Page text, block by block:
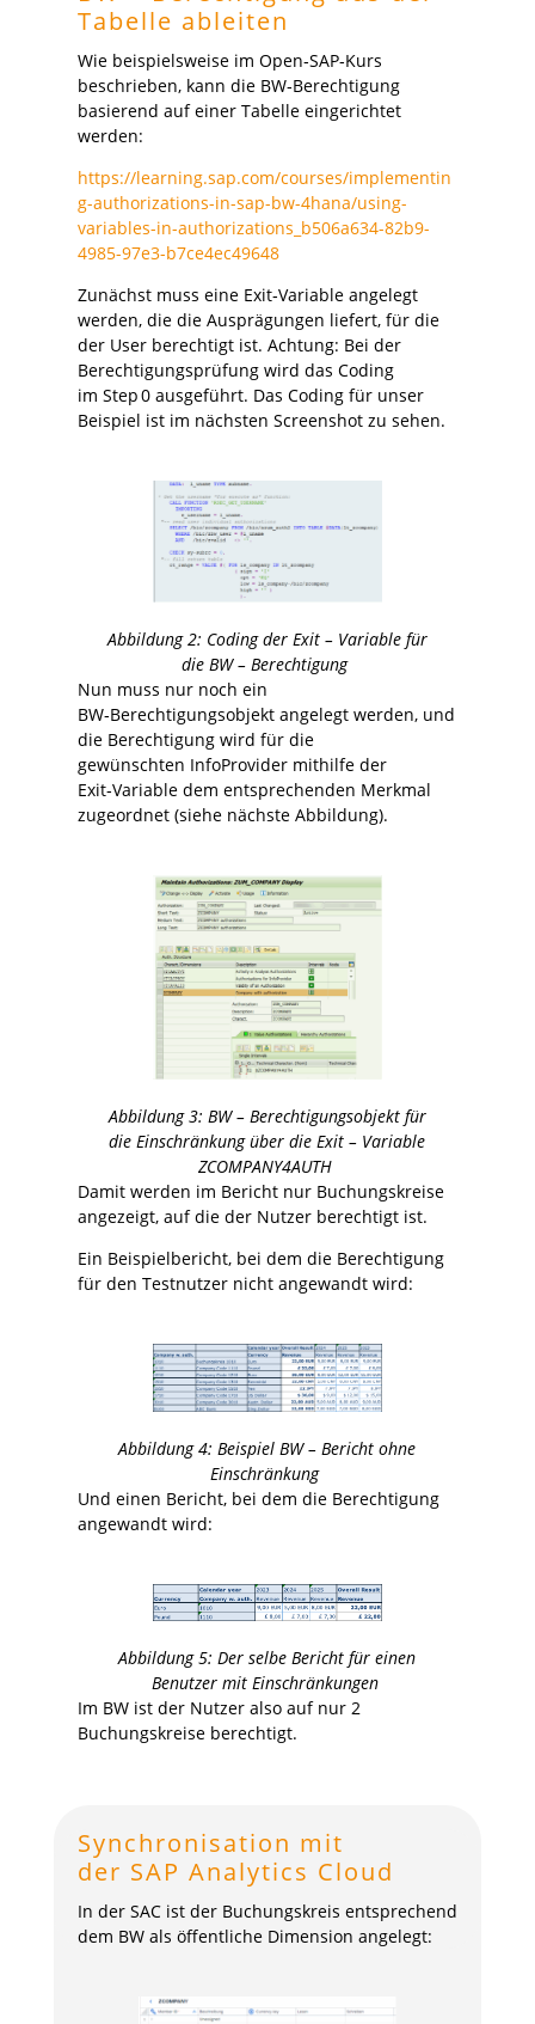
Tabelle ableiten
Wie beispielsweise im Open‑SAP‑Kurs
beschrieben, kann die BW‑Berechtigung
basierend auf einer Tabelle eingerichtet
werden:
https://learning.sap.com/courses/implementin
g-authorizations-in-sap-bw-4hana/using-
variables-in-authorizations_b506a634-82b9-
4985-97e3-b7ce4ec49648
Zunächst muss eine Exit‑Variable angelegt
werden, die die Ausprägungen liefert, für die
der User berechtigt ist. Achtung: Bei der
Berechtigungsprüfung wird das Coding
im Step 0 ausgeführt. Das Coding für unser
Beispiel ist im nächsten Screenshot zu sehen.
Abbildung2: Coding der Exit – Variable für
die BW – Berechtigung
Nun muss nur noch ein
BW‑Berechtigungsobjekt angelegt werden, und
die Berechtigung wird für die
gewünschten InfoProvider mithilfe der
Exit‑Variable dem entsprechenden Merkmal
zugeordnet (siehe nächste Abbildung).
Abbildung3: BW – Berechtigungsobjekt für
die Einschränkung über die Exit – Variable
ZCOMPANY4AUTH
Damit werden im Bericht nur Buchungskreise
angezeigt, auf die der Nutzer berechtigt ist.
Ein Beispielbericht, bei dem die Berechtigung
für den Testnutzer nicht angewandt wird:
Abbildung4: Beispiel BW – Bericht ohne
Einschränkung
Und einen Bericht, bei dem die Berechtigung
angewandt wird:
Abbildung5:Der selbe Bericht für einen
Benutzer mit Einschränkungen
Im BW ist der Nutzer also auf nur 2
Buchungskreise berechtigt.
Synchronisation mit
der SAP Analytics Cloud
In der SAC ist der Buchungskreis entsprechend
dem BW als öffentliche Dimension angelegt: